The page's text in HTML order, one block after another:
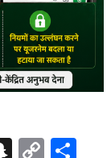
S C